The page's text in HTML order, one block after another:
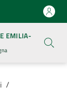
EMILIA-
/